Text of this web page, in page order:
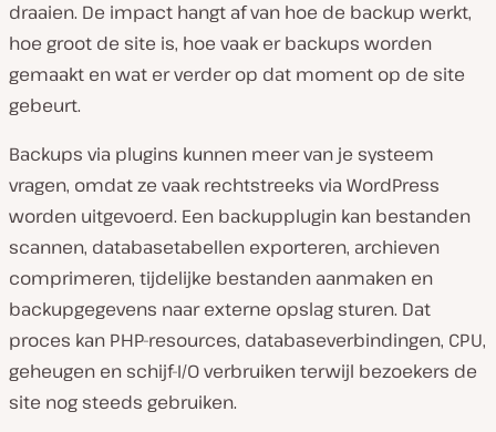
draaien. De impact hangt af van hoe de backup werkt,
hoe groot de site is, hoe vaak er backups worden
gemaakt en wat er verder op dat moment op de site
gebeurt.
Backups via plugins kunnen meer van je systeem
vragen, omdat ze vaak rechtstreeks via WordPress
worden uitgevoerd. Een backupplugin kan bestanden
scannen, databasetabellen exporteren, archieven
comprimeren, tijdelijke bestanden aanmaken en
backupgegevens naar externe opslag sturen. Dat
proces kan PHP-resources, databaseverbindingen, CPU,
geheugen en schijf-I/O verbruiken terwijl bezoekers de
site nog steeds gebruiken.